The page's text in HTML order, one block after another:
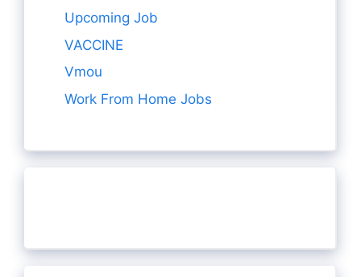
Upcoming Job
VACCINE
Vmou
Work From Home Jobs